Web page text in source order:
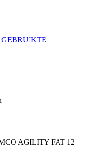
GEBRUIKTE
AGILITY FAT 12